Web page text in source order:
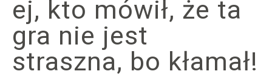
ej, kto mówił, że ta
gra nie jest
straszna, bo kłamał!